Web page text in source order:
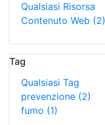
Qualsiasi Risorsa
Contenuto Web (2)
Tag
Qualsiasi Tag
prevenzione (2)
fumo (1)